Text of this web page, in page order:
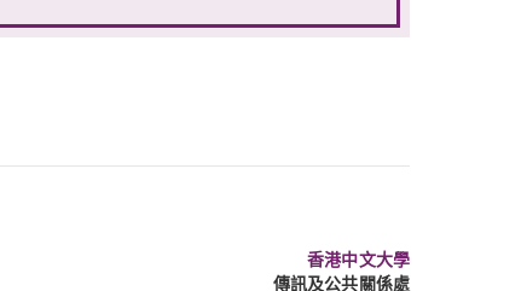
香港中文大學
傳訊及公共關係處